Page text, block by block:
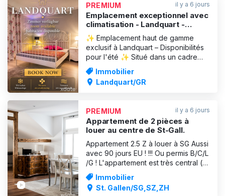
personnes sérieuses qui souh
PREMIUM il y a 6 jours
Emplacement exceptionnel avec
climatisation - Landquart -
Grisons !
✨ Emplacement haut de gamme
exclusif à Landquart – Disponibilités
pour l'été ✨ Situé dans un cadre
attrayant et facilement accessible à
Landquart, notre emplacement haut
de gamme bien établi dispose
Immobilier
Landquart/GR
PREMIUM il y a 6 jours
Appartement de 2 pièces à
louer au centre de St-Gall.
Appartement 2.5 Z à louer à SG Aussi
avec 90 jours EU ! !!! Ou permis B/C/L
/G ! L'appartement est très central (à
quelques minutes de la gare). A
utiliser seul Entièrement équipé et
climatisé ! Très discret et privé
Immobilier
St. Gallen/SG,SZ,ZH